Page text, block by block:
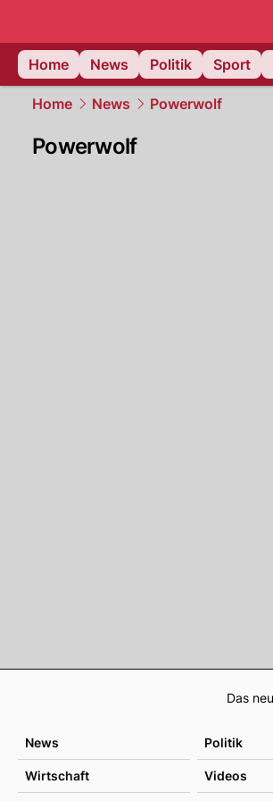
Home
News Politik Sport
Home News Powerwolf
Powerwolf
Das
News Politik
Wirtschaft Videos